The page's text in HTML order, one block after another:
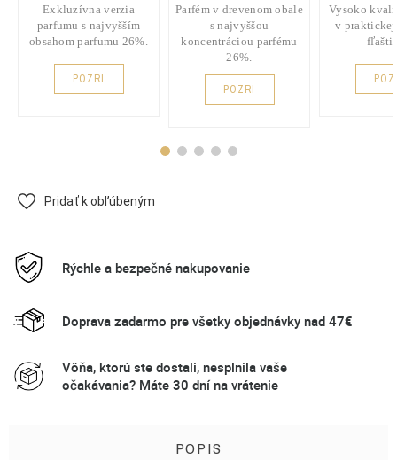
Exkluzívna verzia
parfumu s najvyšším
obsahom parfumu 26%.
POZRI
Parfém v drevenom obale
s najvyššou
koncentráciou parfému
26%.
POZRI
Vysoko
v
Pridať k obľúbeným
Rýchle a bezpečné nakupovanie
Doprava zadarmo pre všetky objednávky nad 47€
Vôňa, ktorú ste dostali, nesplnila vaše
očakávania? Máte 30 dní na vrátenie
POPIS